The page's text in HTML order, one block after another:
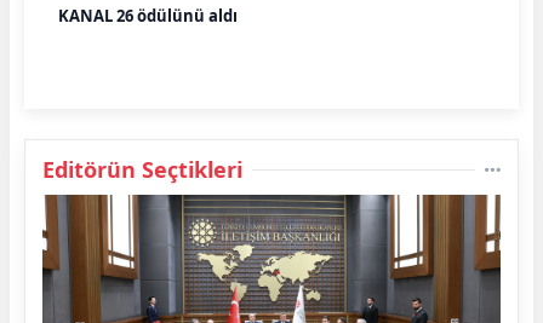
KANAL 26 ödülünü aldı
Editörün Seçtikleri